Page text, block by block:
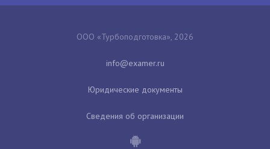
ООО «Турбоподготовка», 2026
Юридические документы
Сведения об организации